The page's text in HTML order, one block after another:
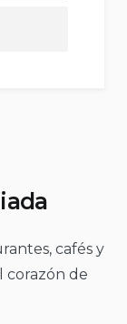
cafés y
corazón de